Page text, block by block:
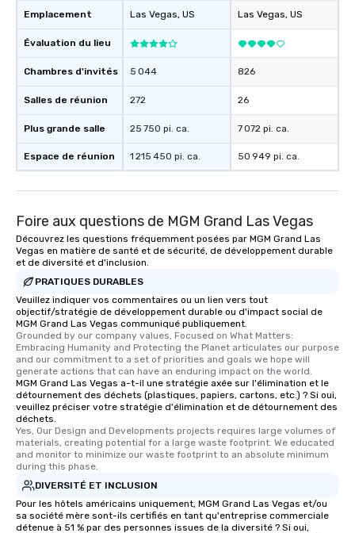
Emplacement
Évaluation du lieu
Chambres d'invités
Salles de réunion
Plus grande salle
Espace de réunion
Las Vegas, US
5 044
272
25 750 pi. ca.
1 215 450 pi. ca.
Las Vegas, US
826
26
7 072 pi. ca.
50 949 pi. ca.
Foire aux questions de MGM Grand Las Vegas
Découvrez les questions fréquemment posées par MGM Grand Las
Vegas en matière de santé et de sécurité, de développement durable
et de diversité et d'inclusion.
PRATIQUES DURABLES
Veuillez indiquer vos commentaires ou un lien vers tout
objectif/stratégie de développement durable ou d'impact social de
MGM Grand Las Vegas communiqué publiquement.
Grounded by our company values, Focused on What Matters:
Embracing Humanity and Protecting the Planet articulates our purpose
and our commitment to a set of priorities and goals we hope will
generate actions that can have an enduring impact on the world.
MGM Grand Las Vegas a-t-il une stratégie axée sur l'élimination et le
détournement des déchets (plastiques, papiers, cartons, etc.) ? Si oui,
veuillez préciser votre stratégie d'élimination et de détournement des
déchets.
Yes, Our Design and Developments projects requires large volumes of
materials, creating potential for a large waste footprint. We educated
and monitor to minimize our waste footprint to an absolute minimum
during this phase.
DIVERSITÉ ET INCLUSION
Pour les hôtels américains uniquement, MGM Grand Las Vegas et/ou
sa société mère sont-ils certifiés en tant qu'entreprise commerciale
détenue à 51 % par des personnes issues de la diversité ? Si oui,